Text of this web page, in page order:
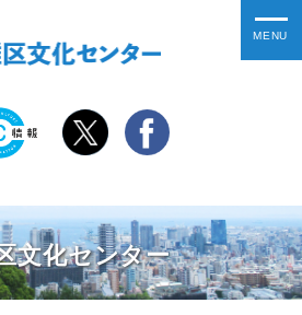
文化センター